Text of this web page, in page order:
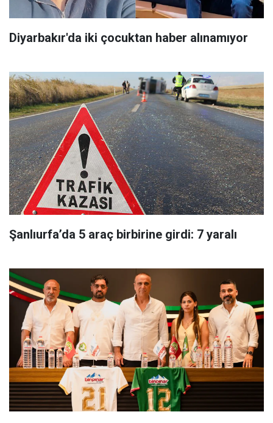
Diyarbakır'da iki çocuktan haber alınamıyor
Şanlıurfa’da 5 araç birbirine girdi: 7 yaralı